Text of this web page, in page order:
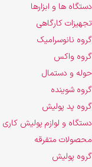
دستگاه ها و ابزارها
تجهیزات کارگاهی
گروه نانوسرامیک
گروه واکس
حوله و دستمال
گروه شوینده
گروه پد پولیش
دستگاه و لوازم پولیش کاری
محصولات متفرقه
گروه پولیش